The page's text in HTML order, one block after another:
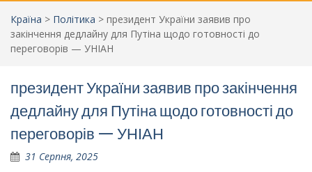
Країна > Політика > президент України заявив про
закінчення дедлайну для Путіна щодо готовності до
переговорів — УНІАН
президент України заявив про закінчення
дедлайну для Путіна щодо готовності до
переговорів — УНІАН
31 Серпня, 2025